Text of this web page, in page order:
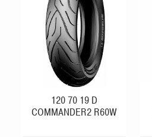
120 70 19 D
COMMANDER2 R60W